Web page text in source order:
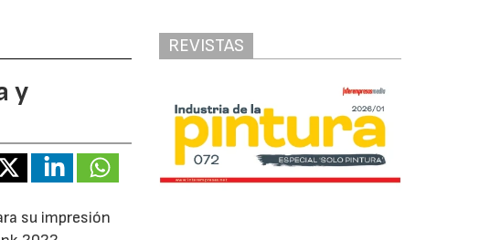
y
su impresión
REVISTAS